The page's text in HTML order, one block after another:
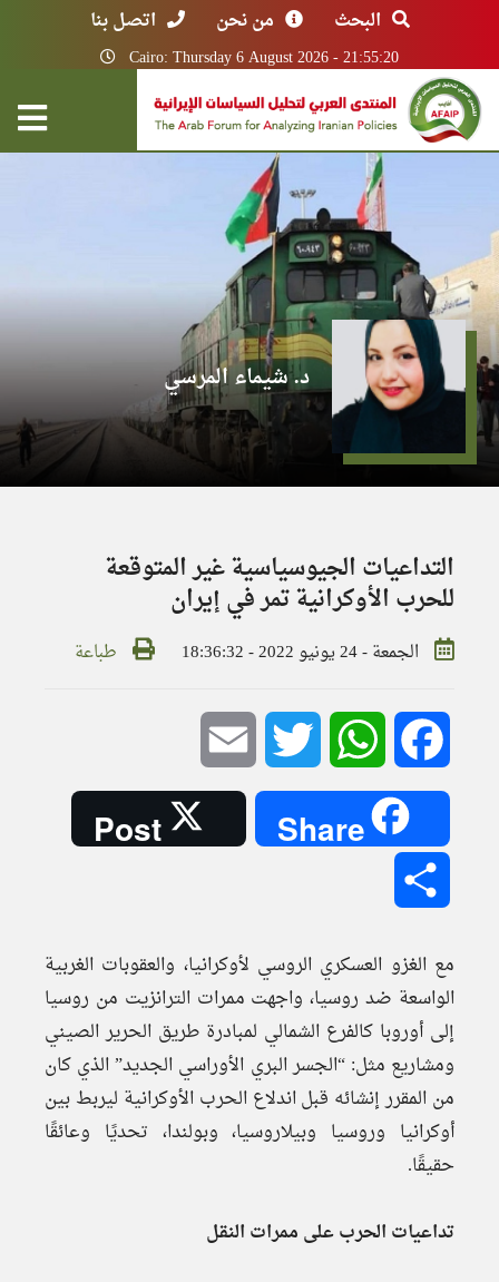
البحث من نحن اتصل بنا
Cairo: Thursday 6 August 2026 - 21:55:20
د. شيماء المرسي
التداعيات الجيوسياسية غير المتوقعة
للحرب الأوكرانية تمر في إيران
الجمعة - 24 يونيو 2022 - 18:36:32 طباعة
Facebook
WhatsApp
Twitter
Share
Post
مع الغزو العسكري الروسي لأوكرانيا، والعقوبات الغربية
الواسعة ضد روسيا، واجهت ممرات الترانزيت من روسيا
إلى أوروبا كالفرع الشمالي لمبادرة طريق الحرير الصيني
ومشاريع مثل: “الجسر البري الأوراسي الجديد” الذي كان
من المقرر إنشائه قبل اندلاع الحرب الأوكرانية ليربط بين
أوكرانيا وروسيا وبيلاروسيا، وبولندا، تحديًا وعائقًا
حقيقًا.
تداعيات الحرب على ممرات النقل